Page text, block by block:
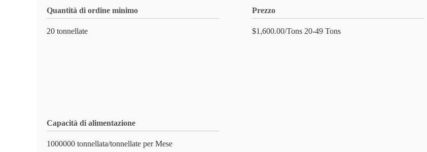
Quantità di ordine minimo
20 tonnellate
Prezzo
$1,600.00/Tons 20-49 Tons
Capacità di alimentazione
1000000 tonnellata/tonnellate per Mese